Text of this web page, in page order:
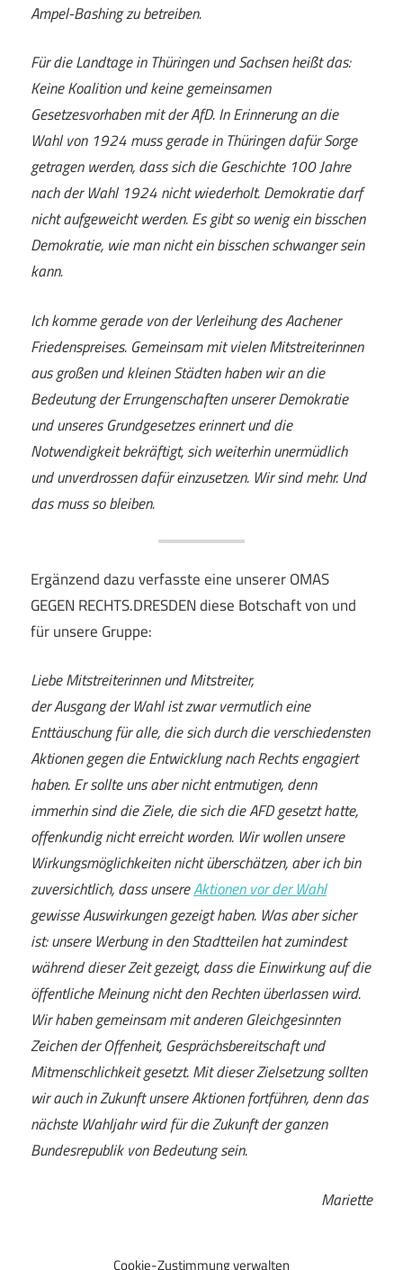
Cookie-Zustimmung verwalten
Ampel-Bashing zu betreiben.
Für die Landtage in Thüringen und Sachsen heißt das:
Keine Koalition und keine gemeinsamen
Gesetzesvorhaben mit der AfD. In Erinnerung an die
Wahl von 1924 muss gerade in Thüringen dafür Sorge
getragen werden, dass sich die Geschichte 100 Jahre
nach der Wahl 1924 nicht wiederholt. Demokratie darf
nicht aufgeweicht werden. Es gibt so wenig ein bisschen
Demokratie, wie man nicht ein bisschen schwanger sein
kann.
Ich komme gerade von der Verleihung des Aachener
Friedenspreises. Gemeinsam mit vielen Mitstreiterinnen
aus großen und kleinen Städten haben wir an die
Bedeutung der Errungenschaften unserer Demokratie
und unseres Grundgesetzes erinnert und die
Notwendigkeit bekräftigt, sich weiterhin unermüdlich
und unverdrossen dafür einzusetzen. Wir sind mehr. Und
das muss so bleiben.
Ergänzend dazu verfasste eine unserer OMAS
GEGEN RECHTS.DRESDEN diese Botschaft von und
für unsere Gruppe:
Liebe Mitstreiterinnen und Mitstreiter,
der Ausgang der Wahl ist zwar vermutlich eine
Enttäuschung für alle, die sich durch die verschiedensten
Aktionen gegen die Entwicklung nach Rechts engagiert
haben. Er sollte uns aber nicht entmutigen, denn
immerhin sind die Ziele, die sich die AFD gesetzt hatte,
offenkundig nicht erreicht worden. Wir wollen unsere
Wirkungsmöglichkeiten nicht überschätzen, aber ich bin
zuversichtlich, dass unsereAktionen vor der Wahl
gewisse Auswirkungen gezeigt haben. Was aber sicher
ist: unsere Werbung in den Stadtteilen hat zumindest
während dieser Zeit gezeigt, dass die Einwirkung auf die
öffentliche Meinung nicht den Rechten überlassen wird.
Wir haben gemeinsam mit anderen Gleichgesinnten
Zeichen der Offenheit, Gesprächsbereitschaft und
Mitmenschlichkeit gesetzt. Mit dieser Zielsetzung sollten
wir auch in Zukunft unsere Aktionen fortführen, denn das
nächste Wahljahr wird für die Zukunft der ganzen
Bundesrepublik von Bedeutung sein.
Mariette